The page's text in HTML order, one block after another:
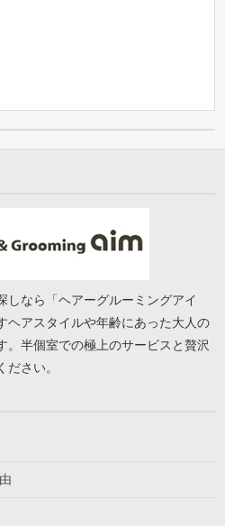
しなら「ヘアーグルーミングアイ
アスタイルや年齢にあった大人の
。半個室での極上のサービスと贅沢
さい。